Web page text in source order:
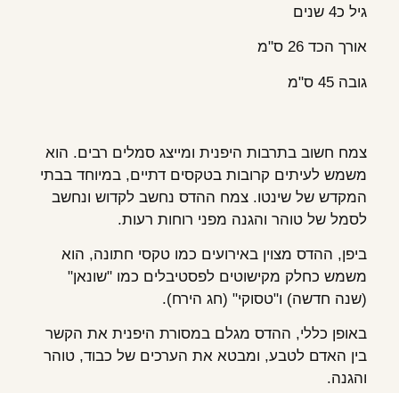
גיל כ4 שנים
אורך הכד 26 ס"מ
גובה 45 ס"מ
צמח חשוב בתרבות היפנית ומייצג סמלים רבים. הוא
משמש לעיתים קרובות בטקסים דתיים, במיוחד בבתי
המקדש של שינטו. צמח ההדס נחשב לקדוש ונחשב
לסמל של טוהר והגנה מפני רוחות רעות.
ביפן, ההדס מצוין באירועים כמו טקסי חתונה, הוא
משמש כחלק מקישוטים לפסטיבלים כמו "שונאן"
(שנה חדשה) ו"טסוקי" (חג הירח).
באופן כללי, ההדס מגלם במסורת היפנית את הקשר
בין האדם לטבע, ומבטא את הערכים של כבוד, טוהר
והגנה.